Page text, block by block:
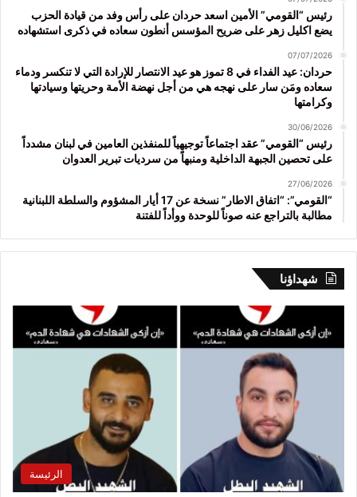
رئيس “القومي” الأمين اسعد حردان على رأس وفد من قيادة الحزب
يضع اكليل زهر على ضريح المؤسس أنطون سعاده في ذكرى استشهاده
07/07/2026
حردان: عيد الفداء في 8 تموز هو عيد الانتصار للإرادة التي لا تنكسر ودماء
سعاده ومَن سار على نهجه هي من أجل نهضة الأمة وحريتها وسيادتها
وكرامتها
30/06/2026
رئيس “القومي” عقد اجتماعاً توجيهياً للمنفذين العامين في لبنان مشدداً
على تحصين الجبهة الداخلية ومنبهاً من سرديات تبرير العدوان
27/06/2026
“القومي”: “اتفاق الاطار” نسخة عن 17 أيار المشؤوم والسلطة اللبنانية
مطالبة بالتراجع عنه صوناً للوحدة ووأداً للفتنة
شهداؤنا
الرئيسة